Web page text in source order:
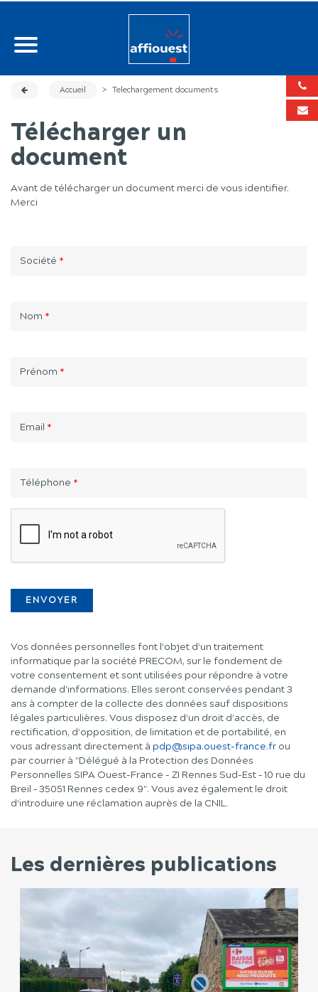
Accueil > Telechargement documents
Télécharger un
document
Avant de télécharger un document merci de vous identifier.
Merci
Société *
Nom *
Prénom *
Email *
Téléphone *
Vos données personnelles font l’objet d’un traitement
informatique par la société PRECOM, sur le fondement de
votre consentement et sont utilisées pour répondre à votre
demande d'informations. Elles seront conservées pendant 3
ans à compter de la collecte des données sauf dispositions
légales particulières. Vous disposez d’un droit d’accès, de
rectification, d’opposition, de limitation et de portabilité, en
vous adressant directement à pdp@sipa.ouest-france.fr ou
par courrier à "Délégué à la Protection des Données
Personnelles SIPA Ouest-France - ZI Rennes Sud-Est – 10 rue du
Breil – 35051 Rennes cedex 9". Vous avez également le droit
d’introduire une réclamation auprès de la CNIL.
Les dernières publications